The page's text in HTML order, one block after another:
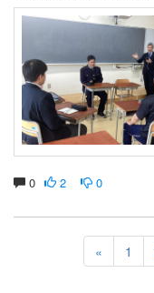
0 2 0
« 1